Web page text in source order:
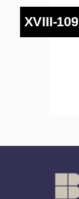
XVIII-109